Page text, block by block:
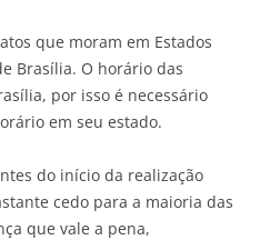
que moram em Estados
Brasília. O horário das
por isso é necessário
em seu estado.
do início da realização
cedo para a maioria das
que vale a pena,